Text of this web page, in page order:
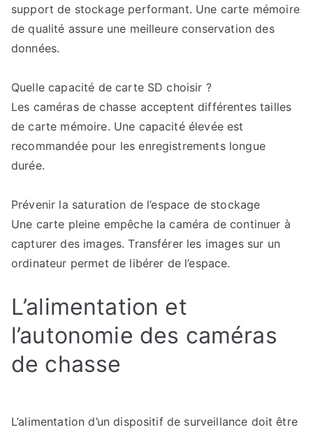
support de stockage performant. Une carte mémoire
de qualité assure une meilleure conservation des
données.
Quelle capacité de carte SD choisir ?
Les caméras de chasse acceptent différentes tailles
de carte mémoire. Une capacité élevée est
recommandée pour les enregistrements longue
durée.
Prévenir la saturation de l’espace de stockage
Une carte pleine empêche la caméra de continuer à
capturer des images. Transférer les images sur un
ordinateur permet de libérer de l’espace.
L’alimentation et
l’autonomie des caméras
de chasse
L’alimentation d’un dispositif de surveillance doit être